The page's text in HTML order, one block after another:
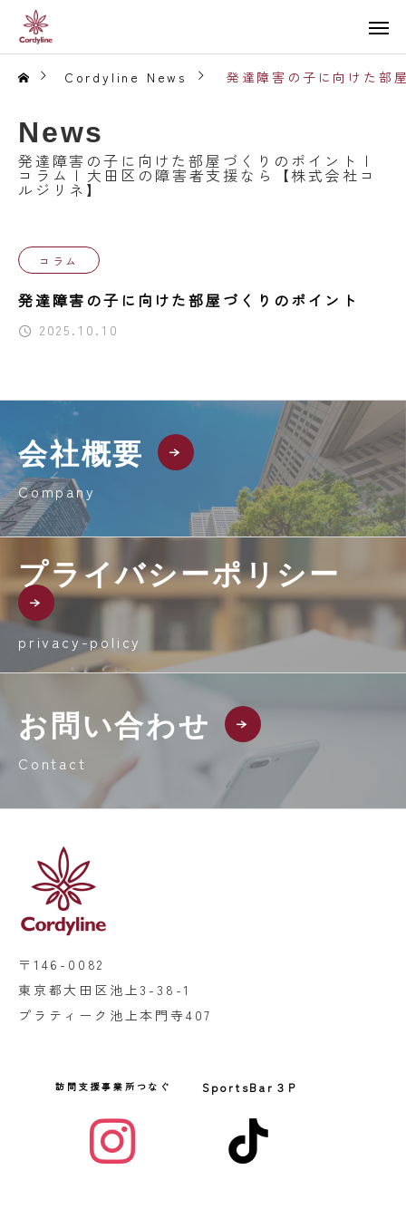
Cordyline News 発達障害の子に向けた部
News
発達障害の子に向けた部屋づくりのポイント |
コラム | 大田区の障害者支援なら【株式会社コ
ルジリネ】
コラム
発達障害の子に向けた部屋づくりのポイント
2025.10.10
会社概要
Company
プライバシーポリシー
privacy-policy
お問い合わせ
Contact
〒146-0082
東京都大田区池上3-38-1
プラティーク池上本門寺407